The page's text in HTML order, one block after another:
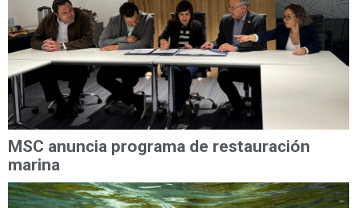
MSC anuncia programa de restauración
marina